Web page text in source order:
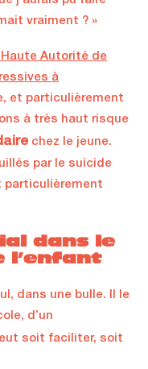
vraiment ? »
Autorité de
à
et particulièrement
à très haut risque
chez le jeune.
par le suicide
particulièrement
dans le
l’enfant
dans une bulle. Il le
d’un
soit faciliter, soit